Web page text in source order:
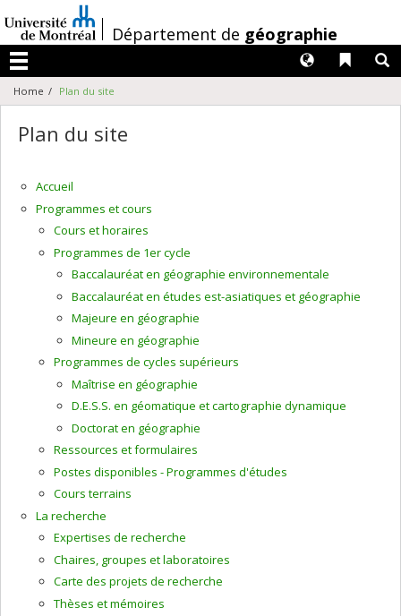
au
contenu
/Département de géographie
Menu
Liens
Langues
Home Plan du site
Plan du site
Accueil
Programmes et cours
Cours et horaires
Programmes de 1er cycle
Baccalauréat en géographie environnementale
Baccalauréat en études est-asiatiques et géographie
Majeure en géographie
Mineure en géographie
Programmes de cycles supérieurs
Maîtrise en géographie
D.E.S.S. en géomatique et cartographie dynamique
Doctorat en géographie
Ressources et formulaires
Postes disponibles - Programmes d'études
Cours terrains
La recherche
Expertises de recherche
Chaires, groupes et laboratoires
Carte des projets de recherche
Thèses et mémoires